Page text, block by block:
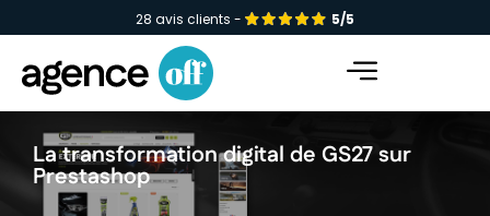
28 avis clients - 5/5
La transformation digital de GS27 sur
Prestashop